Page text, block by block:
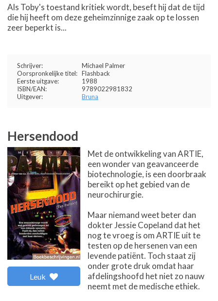
Als Toby's toestand kritiek wordt, beseft hij dat de tijd
die hij heeft om deze geheimzinnige zaak op te lossen
zeer beperkt is...
Schrijver:
Michael Palmer
Oorspronkelijke titel: Flashback
Eerste uitgave:
1988
ISBN/EAN:
9789022981832
Uitgever:
Bruna
Hersendood
Leuk
Met de ontwikkeling van ARTIE,
een wonder van geavanceerde
biotechnologie, is een doorbraak
bereikt op het gebied van de
neurochirurgie.
Maar niemand weet beter dan
dokter Jessie Copeland dat het
nog te vroeg is om ARTIE uit te
testen op de hersenen van een
levende patiënt. Toch staat zij
onder grote druk omdat haar
afdelingshoofd het niet zo nauw
neemt met de medische ethiek.